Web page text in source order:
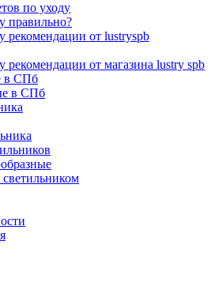
по уходу
правильно?
рекомендации от lustryspb
рекомендации от магазина lustry spb
в СПб
в СПб